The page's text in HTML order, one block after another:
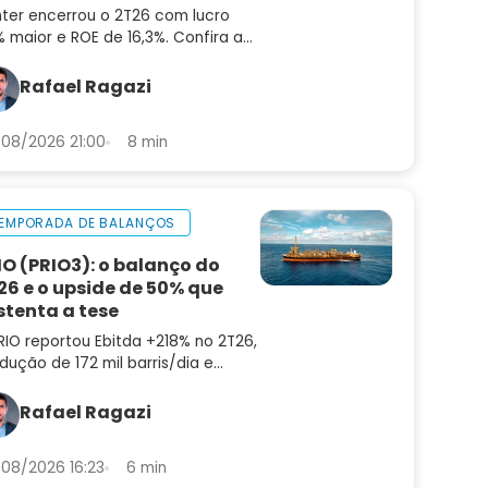
encerrou o 2T26 com lucro
maior e ROE de 16,3%. Confira a
INBR32
Rafael Ragazi
2026 21:00 8 min
DE BALANÇOS
(PRIO3): o balanço do
e o upside de 50% que
a tese
reportou Ebitda +218% no 2T26,
de 172 mil barris/dia e
do balanço e as perspectivas
PRIO3
Rafael Ragazi
2026 16:23 6 min